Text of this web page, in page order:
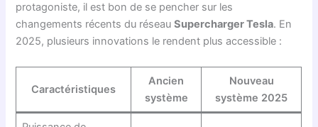
protagoniste, il est bon de se pencher sur les
changements récents du réseauSupercharger Tesla. En
2025, plusieurs innovations le rendent plus accessible :
Caractéristiques
Ancien
système
Nouveau
système 2025